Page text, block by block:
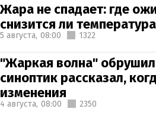
Жара не спадает: где
снизится ли
5 августа, 08:00 1322
"Жаркая волна"
синоптик рассказал,
изменения
4 августа, 08:00 2350